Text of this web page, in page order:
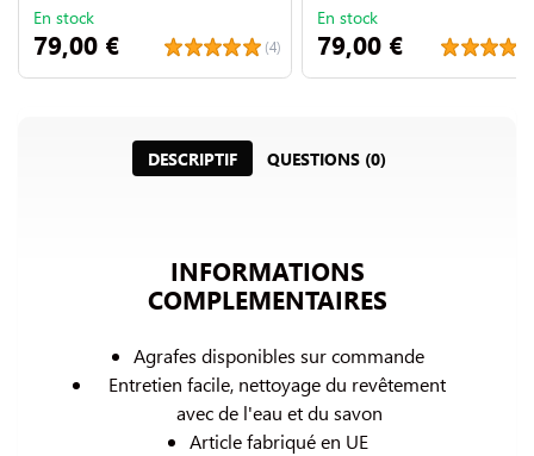
(4)
En stock
79,00 €
En stock
79,00 €
DESCRIPTIF QUESTIONS (0)
INFORMATIONS
COMPLEMENTAIRES
Agrafes disponibles sur commande
Entretien facile, nettoyage du revêtement
avec de l'eau et du savon
Article fabriqué en UE